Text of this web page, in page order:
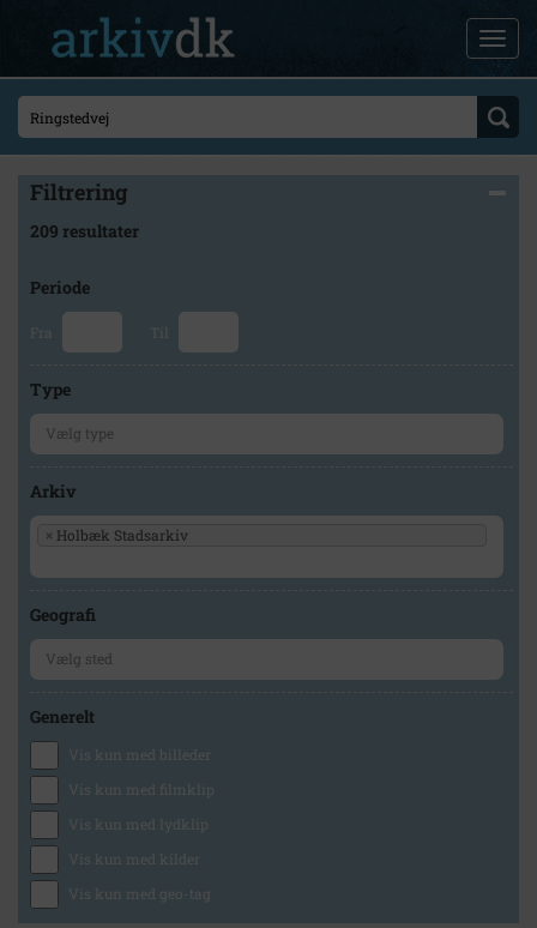
Filtrering
209 resultater
Periode
Fra Til
Type
Arkiv
× Holbæk Stadsarkiv
Geografi
Generelt
Vis kun med billeder
Vis kun med filmklip
Vis kun med lydklip
Vis kun med kilder
Vis kun med geo-tag